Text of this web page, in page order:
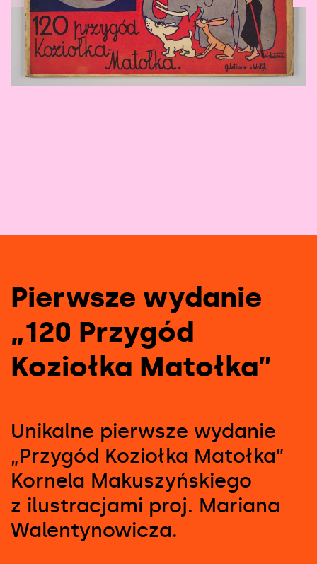
Pierwsze wydanie
„120 Przygód
Koziołka Matołka”
Unikalne pierwsze wydanie
„Przygód Koziołka Matołka”
Kornela Makuszyńskiego
z ilustracjami proj. Mariana
Walentynowicza.